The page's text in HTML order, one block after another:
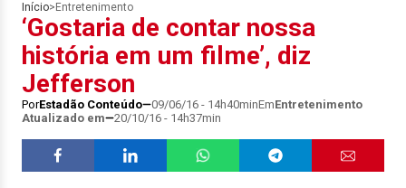
Início> Entretenimento
‘Gostaria de contar nossa
história em um filme’, diz
Jefferson
PorEstadão Conteúdo 09/06/16 - 14h40minEmEntretenimento
Atualizado em
20/10/16 - 14h37min